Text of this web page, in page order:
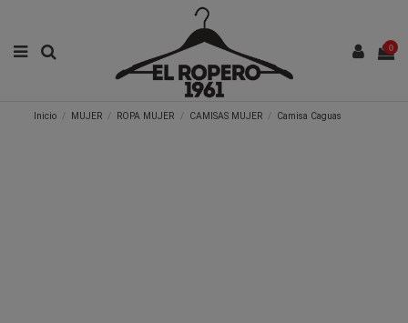
0
Inicio MUJER ROPA MUJER CAMISAS MUJER Camisa Caguas